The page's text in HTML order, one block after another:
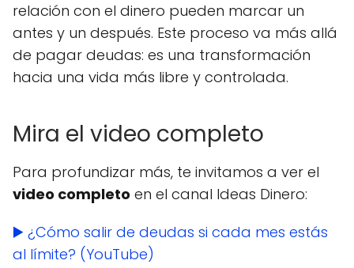
relación con el dinero pueden marcar un
antes y un después. Este proceso va más allá
de pagar deudas: es una transformación
hacia una vida más libre y controlada.
Mira el video completo
Para profundizar más, te invitamos a ver el
video completo en el canal Ideas Dinero:
▶️ ¿Cómo salir de deudas si cada mes estás
al límite? (YouTube)